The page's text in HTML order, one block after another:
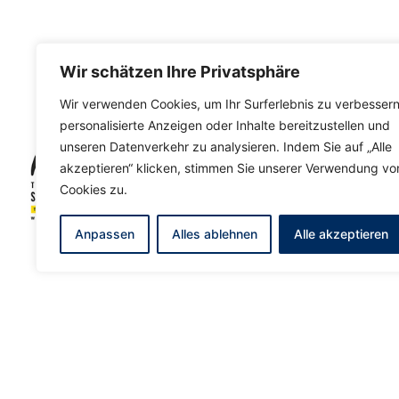
Wir schätzen Ihre Privatsphäre
Wir verwenden Cookies, um Ihr Surferlebnis zu
personalisierte Anzeigen oder Inhalte bereitzustellen und
unseren Datenverkehr zu analysieren. Indem Sie auf „Alle
akzeptieren“ klicken, stimmen Sie unserer Verwendung
Cookies zu.
Anpassen Alles ablehnen Alle akzeptieren